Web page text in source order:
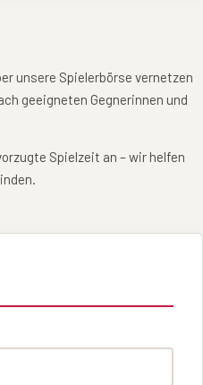
unsere Spielerbörse vernetzen
geeigneten Gegnerinnen und
Spielzeit an – wir helfen